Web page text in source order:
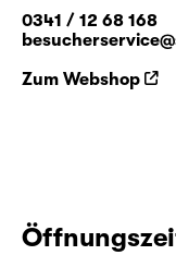
0341 / 12 68 168
Zum Webshop